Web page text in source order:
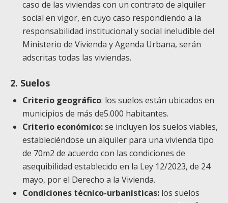
caso de las viviendas con un contrato de alquiler
social en vigor, en cuyo caso respondiendo a la
responsabilidad institucional y social ineludible del
Ministerio de Vivienda y Agenda Urbana, serán
adscritas todas las viviendas.
2. Suelos
Criterio geográfico: los suelos están ubicados en
municipios de más de5.000 habitantes.
Criterio económico:se incluyen los suelos viables,
estableciéndose un alquiler para una vivienda tipo
de 70m2 de acuerdo con las condiciones de
asequibilidad establecido en la Ley 12/2023, de 24
mayo, por el Derecho a la Vivienda.
Condiciones técnico-urbanísticas: los suelos